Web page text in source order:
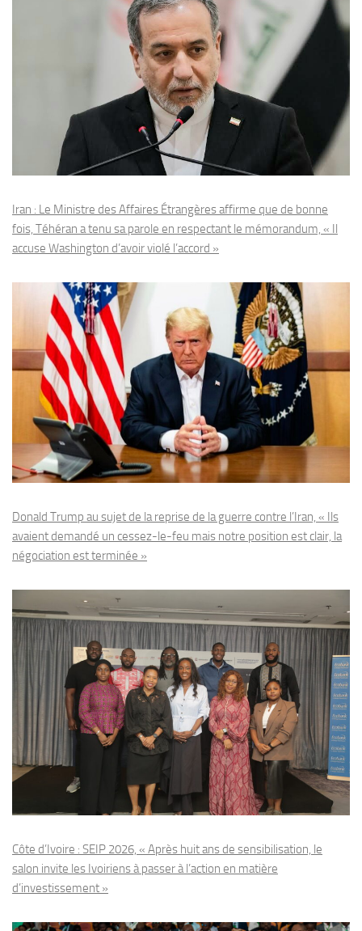
Iran : Le Ministre des Affaires Étrangères affirme que de bonne
fois, Téhéran a tenu sa parole en respectant le mémorandum, « Il
accuse Washington d’avoir violé l’accord »
Donald Trump au sujet de la reprise de la guerre contre l’Iran, « Ils
avaient demandé un cessez-le-feu mais notre position est clair, la
négociation est terminée »
Côte d’Ivoire : SEIP 2026, « Après huit ans de sensibilisation, le
salon invite les Ivoiriens à passer à l’action en matière
d’investissement »